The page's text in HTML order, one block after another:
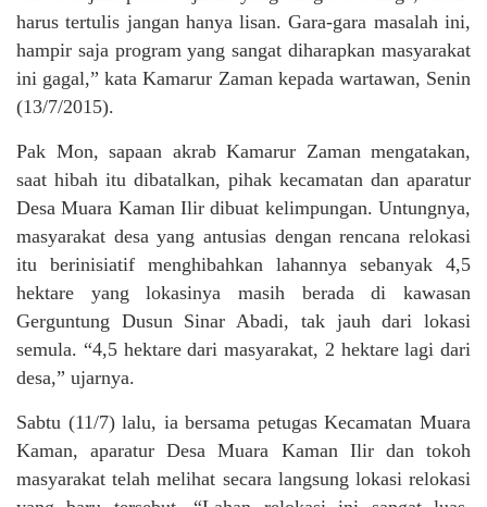
harus tertulis jangan hanya lisan. Gara-gara masalah ini,
hampir saja program yang sangat diharapkan masyarakat
ini gagal,” kata Kamarur Zaman kepada wartawan, Senin
(13/7/2015).
Pak Mon, sapaan akrab Kamarur Zaman mengatakan,
saat hibah itu dibatalkan, pihak kecamatan dan aparatur
Desa Muara Kaman Ilir dibuat kelimpungan. Untungnya,
masyarakat desa yang antusias dengan rencana relokasi
itu berinisiatif menghibahkan lahannya sebanyak 4,5
hektare yang lokasinya masih berada di kawasan
Gerguntung Dusun Sinar Abadi, tak jauh dari lokasi
semula. “4,5 hektare dari masyarakat, 2 hektare lagi dari
desa,” ujarnya.
Sabtu (11/7) lalu, ia bersama petugas Kecamatan Muara
Kaman, aparatur Desa Muara Kaman Ilir dan tokoh
masyarakat telah melihat secara langsung lokasi relokasi